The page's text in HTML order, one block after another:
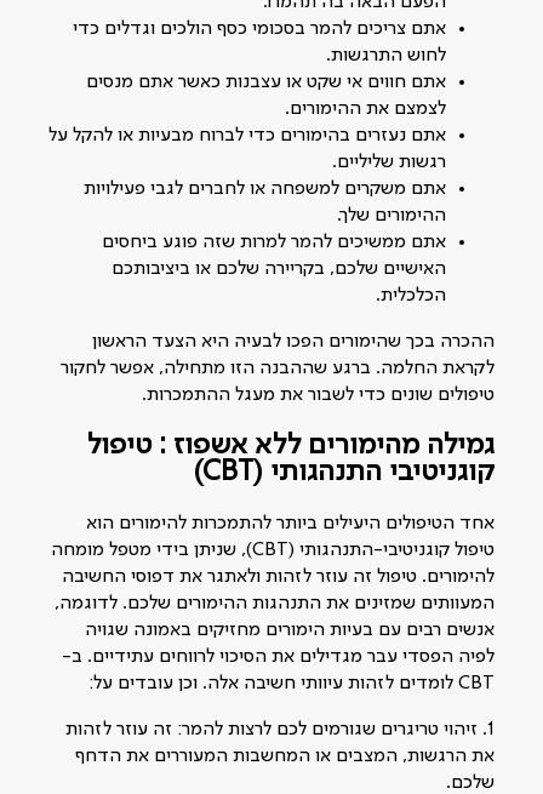
אתם צריכים להמר בסכומי כסף הולכים וגדלים כדי
לחוש התרגשות.
אתם חווים אי שקט או עצבנות כאשר אתם מנסים
לצמצם את ההימורים.
אתם נעזרים בהימורים כדי לברוח מבעיות או להקל על
רגשות שליליים.
אתם משקרים למשפחה או לחברים לגבי פעילויות
ההימורים שלך.
אתם ממשיכים להמר למרות שזה פוגע ביחסים
האישיים שלכם, בקריירה שלכם או ביציבותכם
הכלכלית.
ההכרה בכך שהימורים הפכו לבעיה היא הצעד הראשון
לקראת החלמה. ברגע שההבנה הזו מתחילה, אפשר לחקור
טיפולים שונים כדי לשבור את מעגל ההתמכרות.
גמילה מהימורים ללא אשפוז :טיפול
קוגניטיבי התנהגותי (CBT)
אחד הטיפולים היעילים ביותר להתמכרות להימורים הוא
טיפול קוגניטיבי-התנהגותי (CBT), שניתן בידי מטפל מומחה
להימורים. טיפול זה עוזר לזהות ולאתגר את דפוסי החשיבה
המעוותים שמזינים את התנהגות ההימורים שלכם. לדוגמה,
אנשים רבים עם בעיות הימורים מחזיקים באמונה שגויה
לפיה הפסדי עבר מגדילים את הסיכוי לרווחים עתידיים. ב-
CBT לומדים לזהות עיוותי חשיבה אלה. וכן עובדים על:
1. זיהוי טריגרים שגורמים לכם לרצות להמר: זה עוזר לזהות
את הרגשות, המצבים או המחשבות המעוררים את הדחף
שלכם.